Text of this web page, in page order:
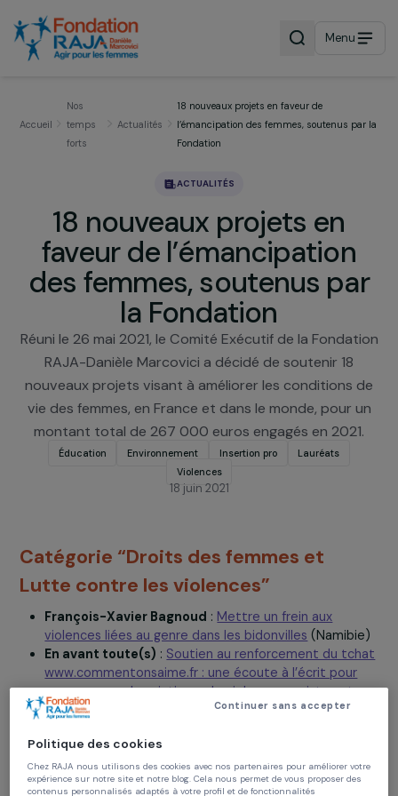
Menu
temps Actualités l’émancipation des femmes, soutenus
18 nouveaux projets en
faveur de l’émancipation
des femmes, soutenus
la Fondation
Réuni le 26 mai 2021, le Comité Exécutif de la
RAJA-Danièle Marcovici a décidé de soutenir 18
nouveaux projets visant à améliorer les conditions
vie des femmes, en France et dans le monde, pour
montant total de 267 000 euros engagés en
Catégorie “Droits des femmes et
Lutte contre les violences”
François-Xavier Bagnoud:Mettre un frein aux
violences liées au genre dans les bidonvilles
www.commentonsaime.fr : une écoute à l’écrit pour
accompagner les victimes de violences sexistes et
sexuelles(France)
Continuer sans accepter